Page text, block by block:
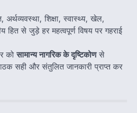
शिक्षा, स्वास्थ्य, खेल,
हित से जुड़े हर महत्वपूर्ण विषय पर गहराई
कोसामान्य नागरिक के दृष्टिकोणसे
सही और संतुलित जानकारी प्राप्त कर